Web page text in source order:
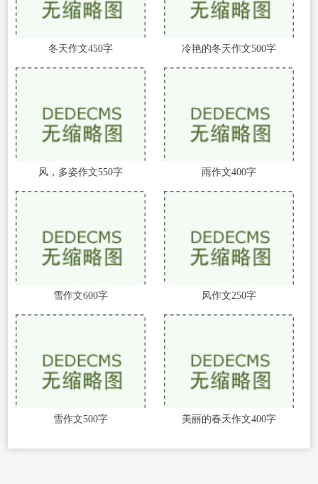
冬天作文450字 冷艳的冬天作文500字
风，多姿作文550字 雨作文400字
雪作文600字 风作文250字
雪作文500字 美丽的春天作文400字